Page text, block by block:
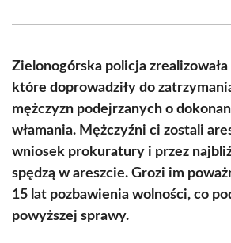
(Twitter)
Zielonogórska policja zrealizowała
które doprowadziły do
mężczyzn podejrzanych o
włamania. Mężczyźni ci zostali
wniosek prokuratury i przez
spędzą w areszcie. Grozi im
15 lat pozbawienia wolności, co
powyższej sprawy.